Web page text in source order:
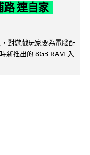
連自家
對遊戲玩家要為電腦配
新推出的 8GB RAM 入